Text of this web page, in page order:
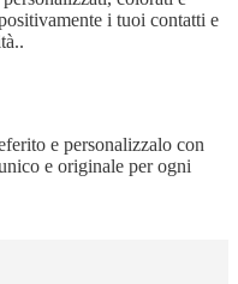
i tuoi contatti e
e personalizzalo con
e originale per ogni